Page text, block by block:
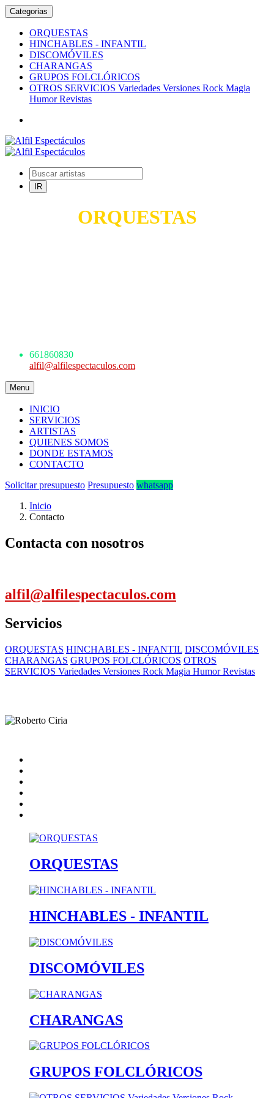
Categorias
ORQUESTAS
HINCHABLES - INFANTIL
DISCOMÓVILES
CHARANGAS
GRUPOS FOLCLÓRICOS
OTROS SERVICIOS Variedades Versiones Rock Magia
Humor Revistas
ORQUESTAS
661860830
alfil@alfilespectaculos.com
Menu
INICIO
SERVICIOS
ARTISTAS
QUIENES SOMOS
DONDE ESTAMOS
CONTACTO
Solicitar presupuesto Presupuesto whatsapp
Inicio
Contacto
Contacta con nosotros
alfil@alfilespectaculos.com
Servicios
ORQUESTAS HINCHABLES - INFANTIL DISCOMÓVILES
CHARANGAS GRUPOS FOLCLÓRICOS OTROS
SERVICIOS Variedades Versiones Rock Magia Humor Revistas
ORQUESTAS
HINCHABLES - INFANTIL
DISCOMÓVILES
CHARANGAS
GRUPOS FOLCLÓRICOS